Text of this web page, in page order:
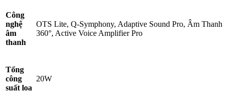
Công
nghệ
âm
thanh
OTS Lite, Q-Symphony, Adaptive Sound Pro, Âm Thanh
360°, Active Voice Amplifier Pro
Tổng
công
suất loa
20W